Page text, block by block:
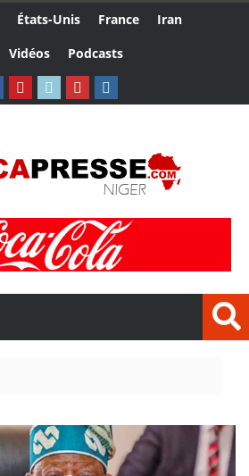
États-Unis France
Iran
Vidéos Podcasts
Côte